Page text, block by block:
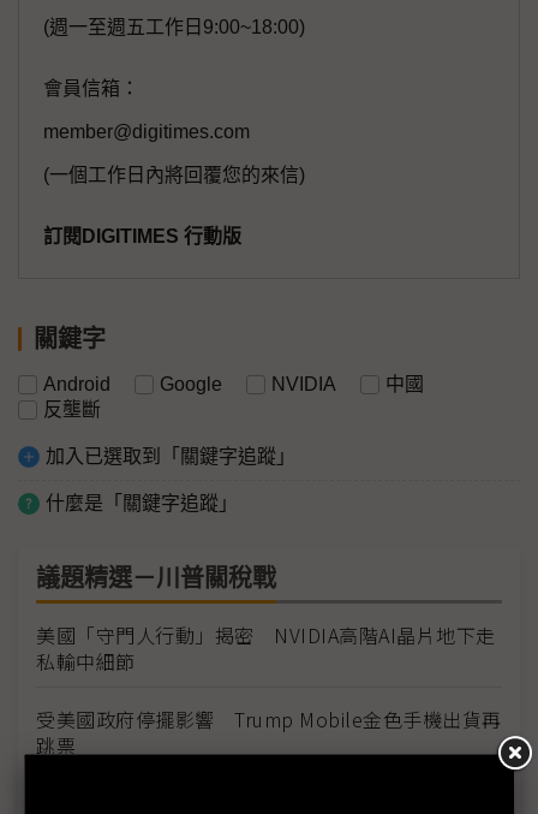
(週一至週五工作日9:00~18:00)
會員信箱：
member@digitimes.com
(一個工作日內將回覆您的來信)
訂閱DIGITIMES 行動版
關鍵字
Android Google NVIDIA
中國
反壟斷
加入已選取到「關鍵字追蹤」
什麼是「關鍵字追蹤」
議題精選－川普關稅戰
美國「守門人行動」揭密 NVIDIA高階AI晶片地下走
私輸中細節
受美國政府停擺影響 Trump Mobile金色手機出貨再
跳票